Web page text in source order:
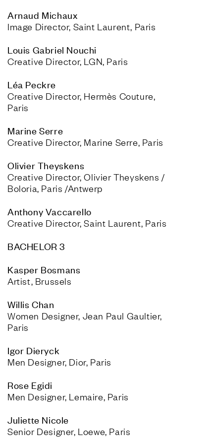
Image Director, Saint Laurent, Paris
Creative Director, LGN, Paris
Creative Director, Hermès Couture,
Paris
Creative Director, Marine Serre, Paris
Creative Director, Olivier Theyskens /
Boloria, Paris /Antwerp
Creative Director, Saint Laurent, Paris
BACHELOR 3
Artist, Brussels
Women Designer, Jean Paul Gaultier,
Paris
Men Designer, Dior, Paris
Men Designer, Lemaire, Paris
Senior Designer, Loewe, Paris